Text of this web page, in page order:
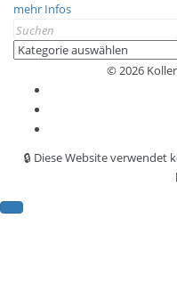
mehr Infos
Search
for:
Kategorien
© 2026
🔒 Diese Website verwendet